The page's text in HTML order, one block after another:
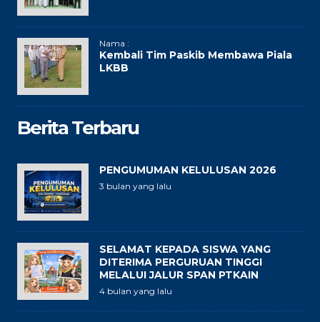
Nama :
Kembali Tim Paskib Membawa Piala
LKBB
Berita Terbaru
PENGUMUMAN KELULUSAN 2026
3 bulan yang lalu
SELAMAT KEPADA SISWA YANG
DITERIMA PERGURUAN TINGGI
MELALUI JALUR SPAN PTKAIN
4 bulan yang lalu